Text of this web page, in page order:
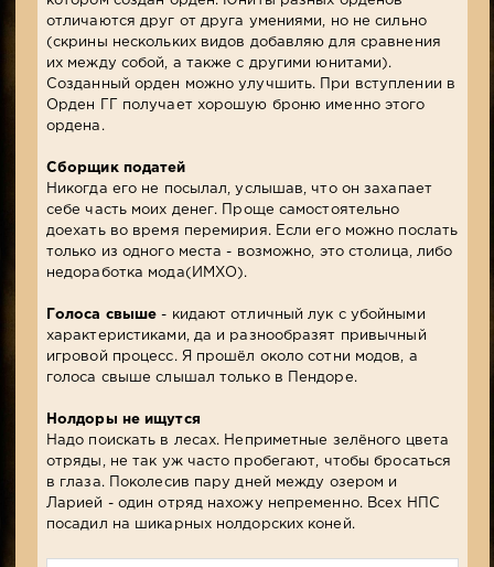
отличаются друг от друга умениями, но не сильно
(скрины нескольких видов добавляю для сравнения
их между собой, а также с другими юнитами).
Созданный орден можно улучшить. При вступлении в
Орден ГГ получает хорошую броню именно этого
ордена.
Сборщик податей
Никогда его не посылал, услышав, что он захапает
себе часть моих денег. Проще самостоятельно
доехать во время перемирия. Если его можно послать
только из одного места - возможно, это столица, либо
недоработка мода(ИМХО).
Голоса свыше - кидают отличный лук с убойными
характеристиками, да и разнообразят привычный
игровой процесс. Я прошёл около сотни модов, а
голоса свыше слышал только в Пендоре.
Нолдоры не ищутся
Надо поискать в лесах. Неприметные зелёного цвета
отряды, не так уж часто пробегают, чтобы бросаться
в глаза. Поколесив пару дней между озером и
Ларией - один отряд нахожу непременно. Всех НПС
посадил на шикарных нолдорских коней.